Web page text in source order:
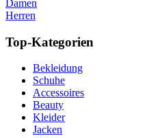
Damen
Herren
Top-Kategorien
Bekleidung
Schuhe
Accessoires
Beauty
Kleider
Jacken